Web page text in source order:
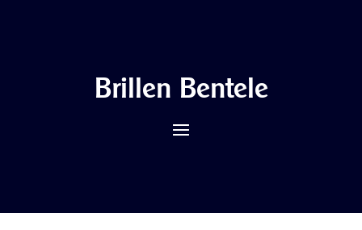
Brillen Bentele